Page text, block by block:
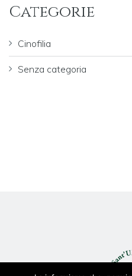
Categorie
Cinofilia
Senza categoria